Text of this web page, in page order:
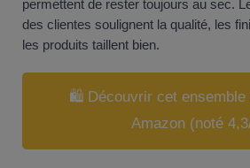
permettent de rester toujours au sec.
des clientes soulignent la qualité, les
les produits taillent bien.
🛍️ Découvrir cet ensemble
Amazon (noté